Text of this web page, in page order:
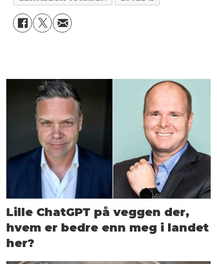
Lille ChatGPT på veggen der,
hvem er bedre enn meg i landet
her?